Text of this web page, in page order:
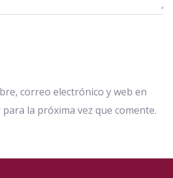
correo electrónico y web en
la próxima vez que comente.